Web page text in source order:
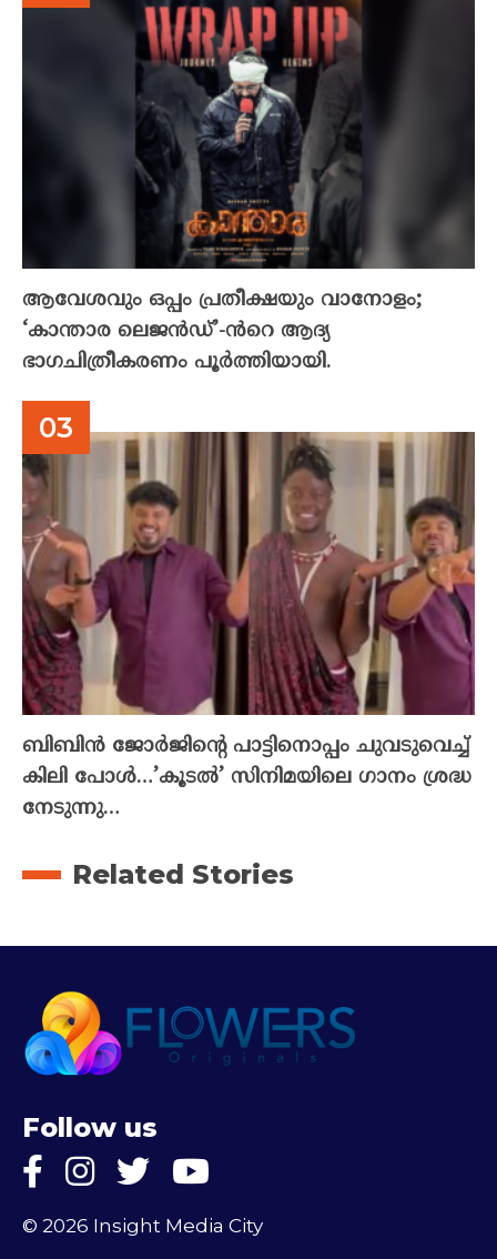
ആവേശവും ഒപ്പം പ്രതീക്ഷയും വാനോളം;
‘കാന്താര ലെജൻഡ്’-ൻറെ ആദ്യ
ഭാഗചിത്രീകരണം പൂർത്തിയായി.
ബിബിൻ ജോർജിന്റെ പാട്ടിനൊപ്പം ചുവടുവെച്ച്
കിലി പോൾ…’കൂടൽ’ സിനിമയിലെ ഗാനം ശ്രദ്ധ
നേടുന്നു…
Related Stories
Follow us
© 2026 Insight Media City